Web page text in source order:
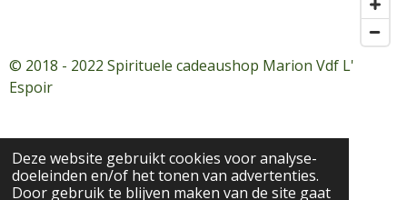
Deze website gebruikt cookies voor analyse-
doeleinden en/of het tonen van advertenties.
Door gebruik te blijven maken van de site gaat
© 2018 - 2022 Spirituele cadeaushop Marion Vdf L'
Espoir